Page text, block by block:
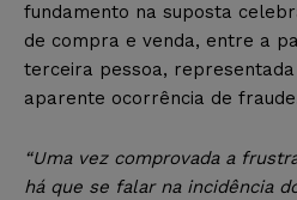
fundamento na suposta
de compra e venda, entre a
terceira pessoa,
aparente ocorrência de
“Uma vez comprovada a
há que se falar na incidência